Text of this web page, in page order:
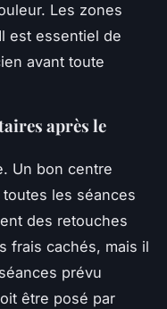
Les zones
est essentiel de
avant toute
après le
Un bon centre
les séances
des retouches
frais cachés, mais il
prévu
être posé par